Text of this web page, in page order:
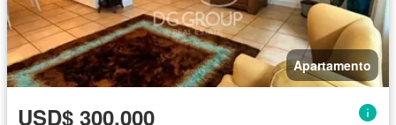
Apartamento
USD$ 300,000